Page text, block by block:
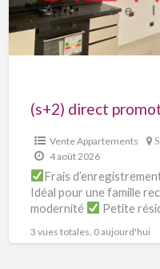
(s+2) direct
Vente Appartements
4 août 2026
Frais
Idéal pour une famille
modernité
Petite
3 vues totales, 0 aujourd'hui